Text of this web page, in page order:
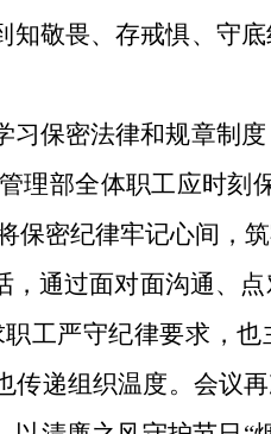
敬畏、存戒惧、守
习保密法律和规章制
理部全体职工应时刻
密纪律牢记心间，筑
，通过面对面沟通、
工严守纪律要求，
递组织温度。会议